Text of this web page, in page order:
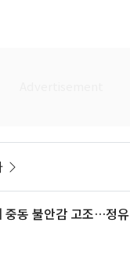
중동 불안감 고조…정유